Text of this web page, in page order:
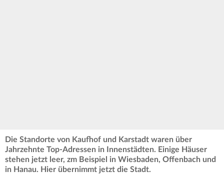
Die Standorte von Kaufhof und Karstadt waren über
Jahrzehnte Top-Adressen in Innenstädten. Einige Häuser
stehen jetzt leer, zm Beispiel in Wiesbaden, Offenbach und
in Hanau. Hier übernimmt jetzt die Stadt.